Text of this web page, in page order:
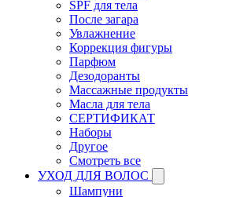
SPF для тела
После загара
Увлажнение
Коррекция фигуры
Парфюм
Дезодоранты
Массажные продукты
Масла для тела
СЕРТИФИКАТ
Наборы
Другое
Смотреть все
УХОД ДЛЯ ВОЛОС
Шампуни